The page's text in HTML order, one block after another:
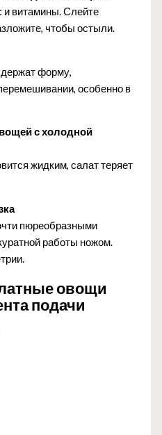
и витамины. Слейте
чтобы остыли.
форму,
особенно в
с холодной
жидким, салат теряет
пюреобразными
работы ножом.
овощи
подачи